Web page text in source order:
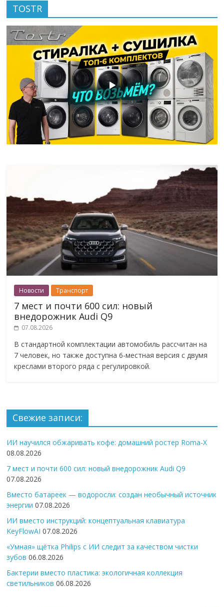
TOSTR
Новости Транспорт
7 мест и почти 600 сил: новый
внедорожник Audi Q9
07.08.2026
В стандартной комплектации автомобиль рассчитан на
7 человек, но также доступна 6-местная версия с двумя
креслами второго ряда с регулировкой.
Свежие записи:
ИИ научился обжаривать кофе: домашний ростер Roma-X
08.08.2026
7 мест и почти 600 сил: новый внедорожник Audi Q9
07.08.2026
Вместо батареек — водоросли: создан необычный источник
энергии 07.08.2026
ИИ вместо инструкций: концептуальная клавиатура
KeyFlowAI 07.08.2026
«Умная» щётка Philips с ИИ следит за качеством чистки
зубов 06.08.2026
Бактерии вместо пластика: экологичная коллекция
светильников 06.08.2026